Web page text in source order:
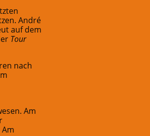
André
auf dem
Tour
nach
Am